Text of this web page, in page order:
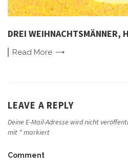
DREI WEIHNACHTSMÄNNER,
Read More
LEAVE A REPLY
Deine E-Mail-Adresse wird nicht
mit *markiert
Comment